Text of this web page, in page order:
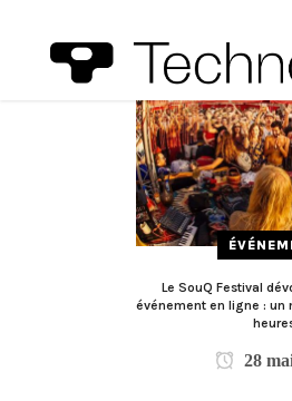
Le SouQ Festival
événement en ligne : un
28